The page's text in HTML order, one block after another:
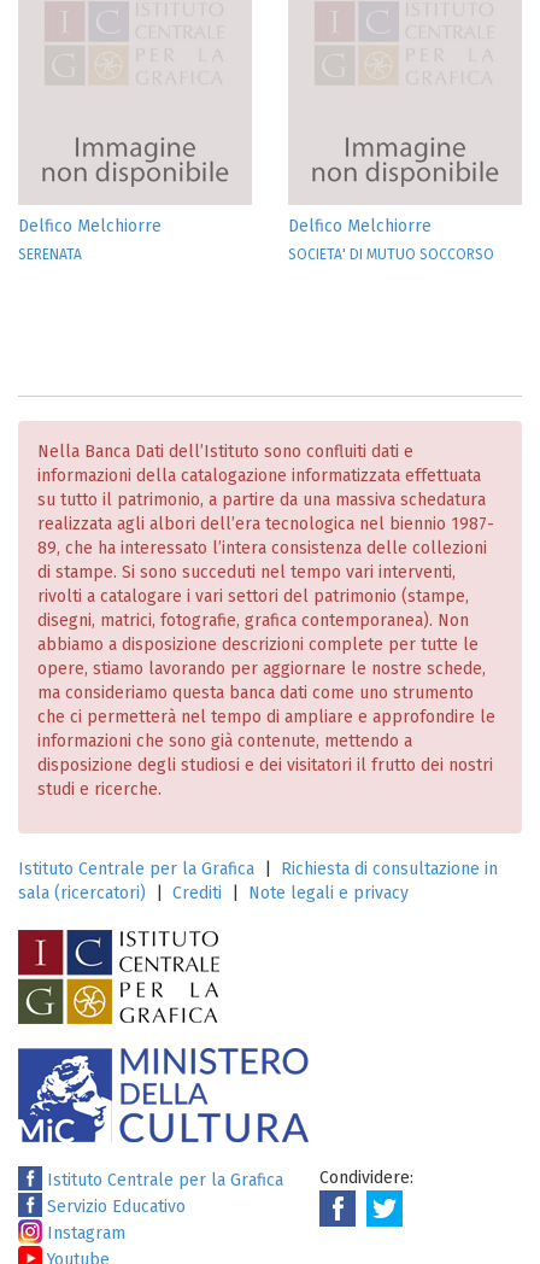
Delfico Melchiorre
SERENATA
Delfico Melchiorre
SOCIETA' DI MUTUO SOCCORSO
Nella Banca Dati dell’Istituto sono confluiti dati e
informazioni della catalogazione informatizzata effettuata
su tutto il patrimonio, a partire da una massiva schedatura
realizzata agli albori dell’era tecnologica nel biennio 1987-
89, che ha interessato l’intera consistenza delle collezioni
di stampe. Si sono succeduti nel tempo vari interventi,
rivolti a catalogare i vari settori del patrimonio (stampe,
disegni, matrici, fotografie, grafica contemporanea). Non
abbiamo a disposizione descrizioni complete per tutte le
opere, stiamo lavorando per aggiornare le nostre schede,
ma consideriamo questa banca dati come uno strumento
che ci permetterà nel tempo di ampliare e approfondire le
informazioni che sono già contenute, mettendo a
disposizione degli studiosi e dei visitatori il frutto dei nostri
studi e ricerche.
Istituto Centrale per la Grafica
Richiesta di consultazione in
sala (ricercatori)
Crediti Note legali e privacy
Istituto Centrale per la Grafica
Servizio Educativo
Instagram
Youtube
Condividere: